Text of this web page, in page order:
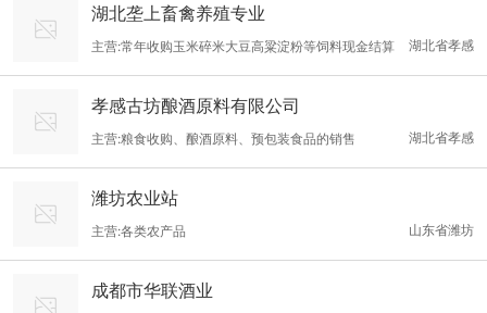
湖北垄上畜禽养殖专业
湖北省孝感
主营:常年收购玉米碎米大豆高粱淀粉等饲料现金结算
孝感古坊酿酒原料有限公司
湖北省孝感
主营:粮食收购、酿酒原料、预包装食品的销售
潍坊农业站
山东省潍坊
主营:各类农产品
成都市华联酒业